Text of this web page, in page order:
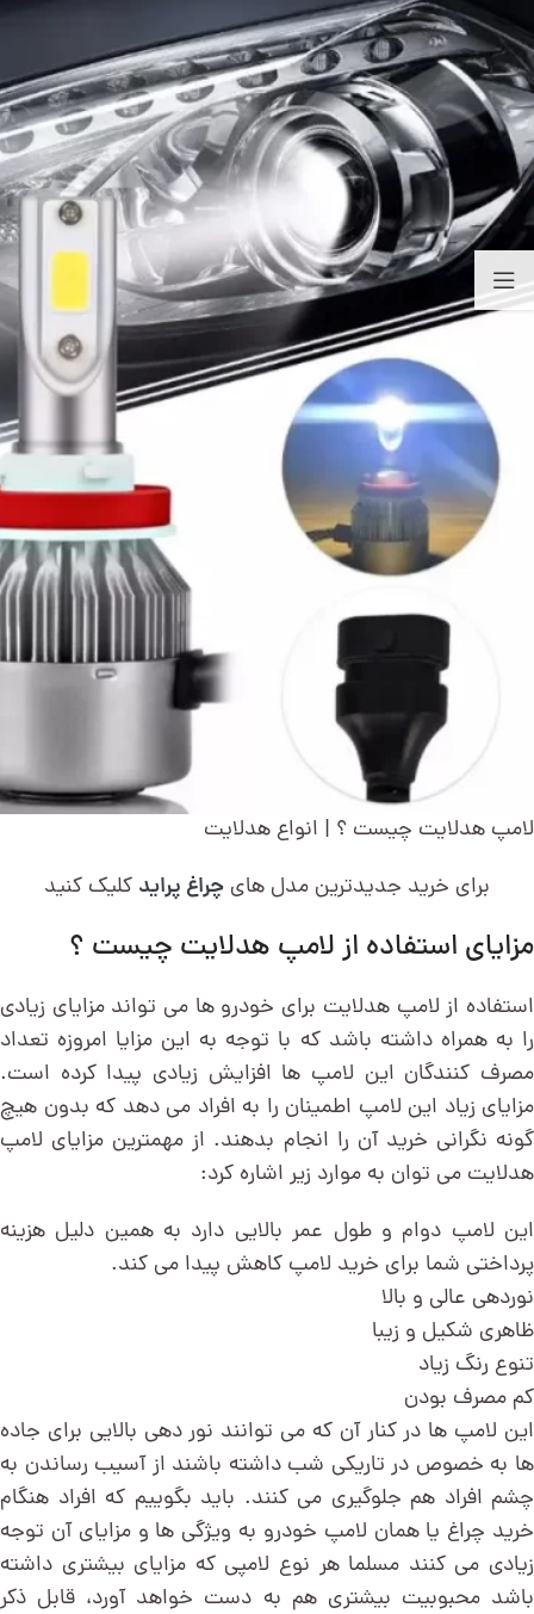
لامپ هدلایت چیست ؟ | انواع هدلایت
برای خرید جدیدترین مدل های چراغ پراید کلیک کنید
مزایای استفاده از لامپ هدلایت چیست ؟
استفاده از لامپ هدلایت برای خودرو ها می تواند مزایای زیادی
را به همراه داشته باشد که با توجه به این مزایا امروزه تعداد
مصرف کنندگان این لامپ ها افزایش زیادی پیدا کرده است.
مزایای زیاد این لامپ اطمینان را به افراد می دهد که بدون هیچ
گونه نگرانی خرید آن را انجام بدهند. از مهمترین مزایای لامپ
هدلایت می توان به موارد زیر اشاره کرد:
این لامپ دوام و طول عمر بالایی دارد به همین دلیل هزینه
پرداختی شما برای خرید لامپ کاهش پیدا می کند.
نوردهی عالی و بالا
ظاهری شکیل و زیبا
تنوع رنگ زیاد
کم مصرف بودن
این لامپ ها در کنار آن که می توانند نور دهی بالایی برای جاده
ها به خصوص در تاریکی شب داشته باشند از آسیب رساندن به
چشم افراد هم جلوگیری می کنند. باید بگوییم که افراد هنگام
خرید چراغ یا همان لامپ خودرو به ویژگی ها و مزایای آن توجه
زیادی می کنند مسلما هر نوع لامپی که مزایای بیشتری داشته
باشد محبوبیت بیشتری هم به دست خواهد آورد، قابل ذکر